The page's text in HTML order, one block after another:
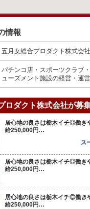
情報
五月女総合プロダクト株式会社
パチンコ店・スポーツクラブ
ューズメント施設の経営・運営
ロダクト株式会社が募
居心地の良さは栃木イチ◎働き
給250,000円…
ス
居心地の良さは栃木イチ◎働き
給250,000円…
居心地の良さは栃木イチ◎働き
給250,000円…